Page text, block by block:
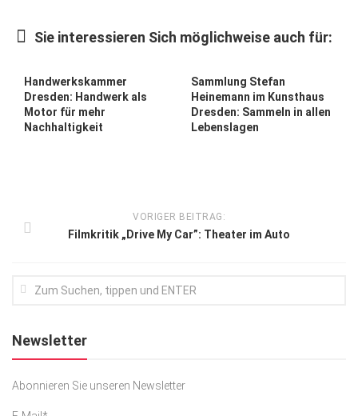
Ausflug & Reise
Podcast
Sie interessieren Sich möglichweise auch für:
Handwerkskammer
Dresden: Handwerk als
Motor für mehr
Nachhaltigkeit
Sammlung Stefan
Heinemann im Kunsthaus
Dresden: Sammeln in allen
Lebenslagen
VORIGER BEITRAG:
Filmkritik „Drive My Car”: Theater im Auto
Newsletter
Abonnieren Sie unseren Newsletter